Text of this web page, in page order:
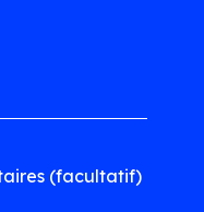
(facultatif)